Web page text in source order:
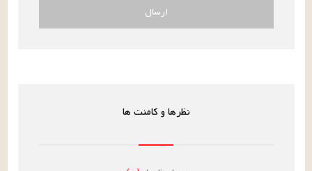
ارسال
نظرها و کامنت ها